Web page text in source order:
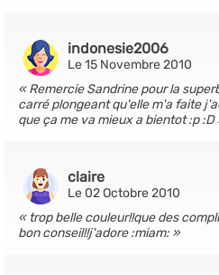
indonesie2006
Le 15 Novembre 2010
Remercie Sandrine pour la
carré plongeant qu'elle m'a faite
que ça me va mieux a bientot :p :D
claire
Le 02 Octobre 2010
trop belle couleur!!que des
bon conseil!!j'adore :miam: